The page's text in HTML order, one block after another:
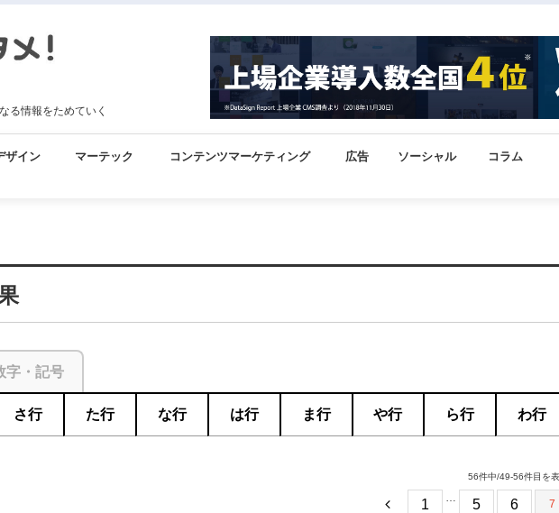
る情報をためていく
ザイン マーテック コンテンツマーケティング 広告 ソーシャル コラム
字・記号
さ行 た行 な行 は行 ま行 や行 ら行 わ行
56件中/49-56件目を
1 … 5 6 7